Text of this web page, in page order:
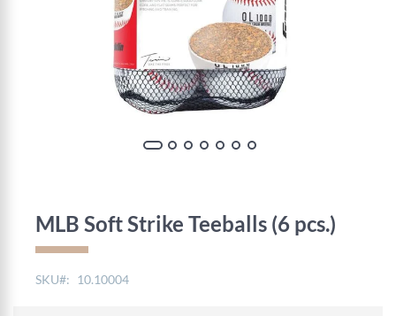
MLB Soft Strike Teeballs (6 pcs.)
SKU 10.10004
Bildgalerie
springen